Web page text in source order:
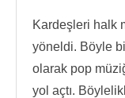
Kardeşleri halk
yöneldi. Böyle
olarak pop
yol açtı.